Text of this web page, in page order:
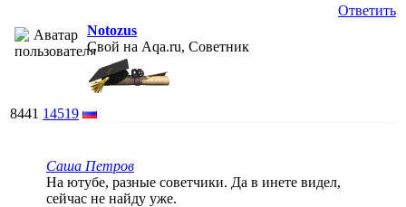
Ответить
Notozus
Свой на Aqa.ru, Советник
8441 14519
Саша Петров
На ютубе, разные советчики. Да в инете видел,
сейчас не найду уже.